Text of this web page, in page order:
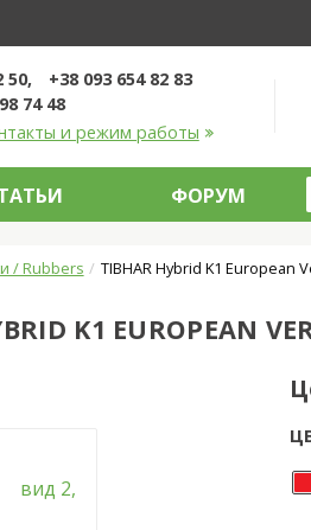
50
+38 093 654 82 83
74 48
и режим работы
ФОРУМ
/ Rubbers TIBHAR Hybrid K1 European
K1 EUROPEAN